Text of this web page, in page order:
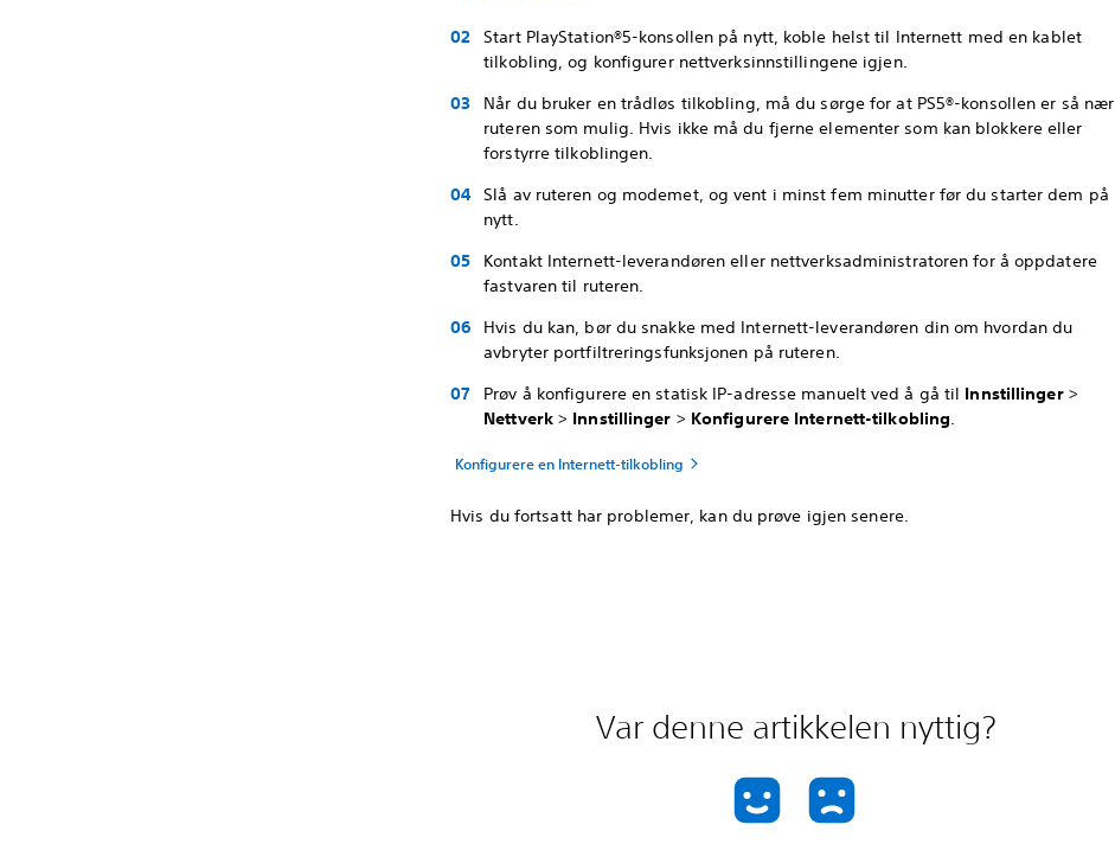
Start PlayStation®5-konsollen på nytt, koble helst til Internett med en kablet
tilkobling, og konfigurer nettverksinnstillingene igjen.
Når du bruker en trådløs tilkobling, må du sørge for at PS5®-konsollen er så nær
ruteren som mulig. Hvis ikke må du fjerne elementer som kan blokkere eller
forstyrre tilkoblingen.
Slå av ruteren og modemet, og vent i minst fem minutter før du starter dem på
nytt.
Kontakt Internett-leverandøren eller nettverksadministratoren for å oppdatere
fastvaren til ruteren.
Hvis du kan, bør du snakke med Internett-leverandøren din om hvordan du
avbryter portfiltreringsfunksjonen på ruteren.
Prøv å konfigurere en statisk IP-adresse manuelt ved å gå til Innstillinger >
Nettverk> Innstillinger > Konfigurere Internett-tilkobling.
Konfigurere en Internett-tilkobling
Hvis du fortsatt har problemer, kan du prøve igjen senere.
Var denne artikkelen nyttig?